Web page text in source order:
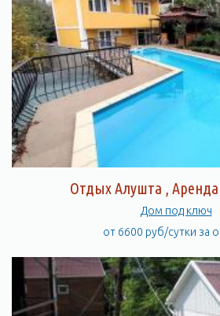
Отдых Алушта ,
Дом под ключ
от 6600 руб/сутки за